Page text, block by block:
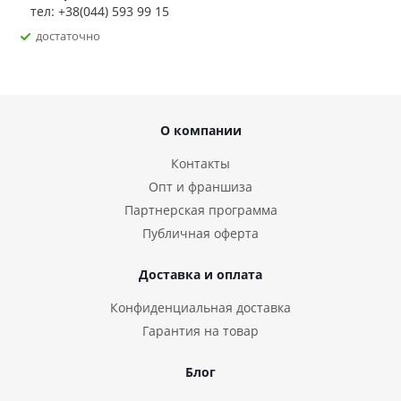
уверенности в себе.
тел: +38(044) 593 99 15
достаточно
О компании
Контакты
Опт и франшиза
Партнерская программа
Публичная оферта
Доставка и оплата
Конфиденциальная доставка
Гарантия на товар
Блог